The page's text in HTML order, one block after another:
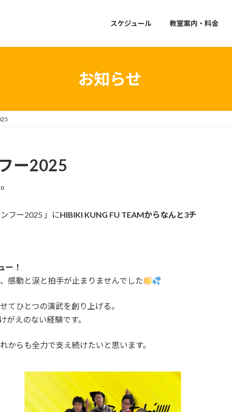
スケジュール 教室案内・料金
お知らせ
ー2025
フー2025 」にHIBIKI KUNG FU TEAMからなんと3チ
ー！
感動と涙と拍手が止まりませんでした
てひとつの演武を創り上げる。
がえのない経験です。
からも全力で支え続けたいと思います。